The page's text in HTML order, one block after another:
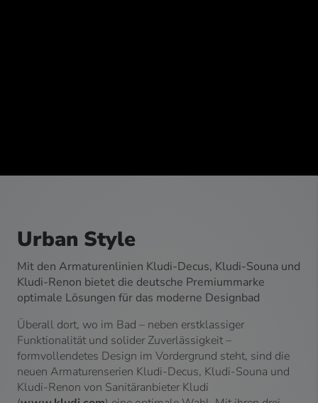
Urban Style
Mit den Armaturenlinien Kludi-Decus, Kludi-Souna und
Kludi-Renon bietet die deutsche Premiummarke
optimale Lösungen für das moderne Designbad
Überall dort, wo im Bad – neben erstklassiger
Funktionalität und solider Zuverlässigkeit –
formvollendetes Design im Vordergrund steht, sind die
neuen Armaturenserien Kludi-Decus, Kludi-Souna und
Kludi-Renon von Sanitäranbieter Kludi